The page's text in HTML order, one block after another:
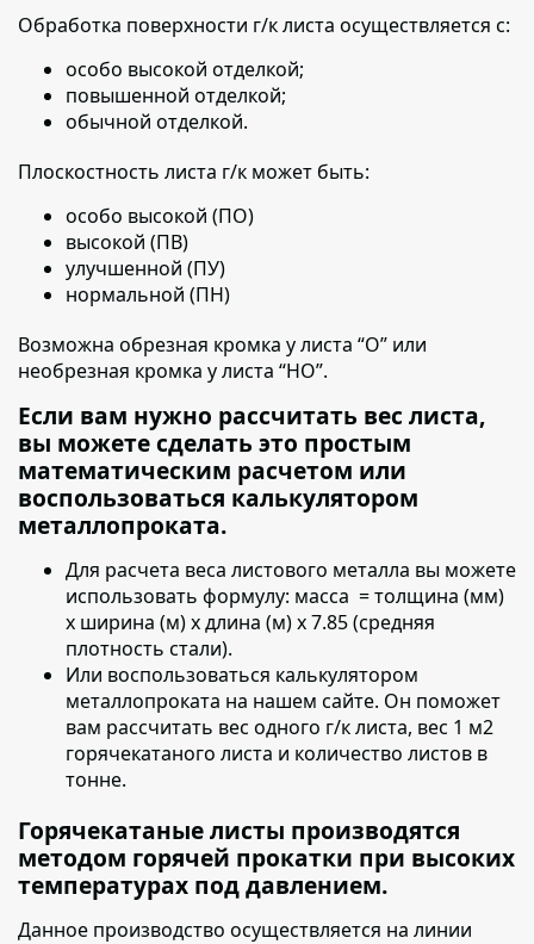
Обработка поверхности г/к листа осуществляется с:
особо высокой отделкой;
повышенной отделкой;
обычной отделкой.
Плоскостность листа г/к может быть:
особо высокой (ПО)
высокой (ПВ)
улучшенной (ПУ)
нормальной (ПН)
Возможна обрезная кромка у листа “О” или
необрезная кромка у листа “НО”.
Если вам нужно рассчитать вес листа,
вы можете сделать это простым
математическим расчетом или
воспользоваться калькулятором
металлопроката.
Для расчета веса листового металла вы можете
использовать формулу: масса = толщина (мм)
х ширина (м) х длина (м) х 7.85 (средняя
плотность стали).
Или воспользоваться калькулятором
металлопроката на нашем сайте. Он поможет
вам рассчитать вес одного г/к листа, вес 1 м2
горячекатаного листа и количество листов в
тонне.
Горячекатаные листы производятся
методом горячей прокатки при высоких
температурах под давлением.
Данное производство осуществляется на линии